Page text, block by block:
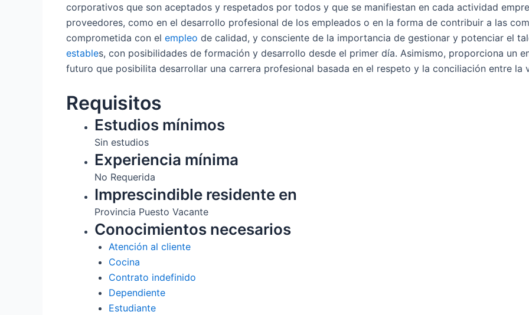
corporativos que son aceptados y respetados por todos y que se manifiestan en cada actividad
proveedores, como en el desarrollo profesional de los empleados o en la forma de contribuir a las
comprometida con el empleo de calidad, y consciente de la importancia de gestionar y potenciar el
estables, con posibilidades de formación y desarrollo desde el primer día. Asimismo, proporciona un
futuro que posibilita desarrollar una carrera profesional basada en el respeto y la conciliación entre la
Requisitos
Estudios mínimos
Sin estudios
Experiencia mínima
No Requerida
Imprescindible residente en
Provincia Puesto Vacante
Conocimientos necesarios
Atención al cliente
Cocina
Contrato indefinido
Dependiente
Estudiante